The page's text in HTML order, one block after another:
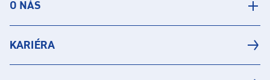
O NÁS
KARIÉRA